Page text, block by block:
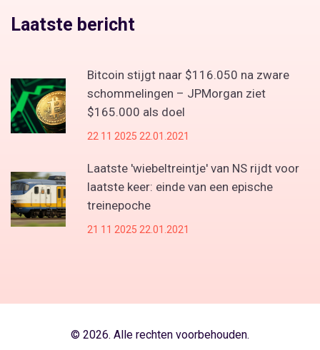
Laatste bericht
Bitcoin stijgt naar $116.050 na zware
schommelingen – JPMorgan ziet
$165.000 als doel
22 11 2025 22.01.2021
Laatste 'wiebeltreintje' van NS rijdt voor
laatste keer: einde van een epische
treinepoche
21 11 2025 22.01.2021
© 2026. Alle rechten voorbehouden.